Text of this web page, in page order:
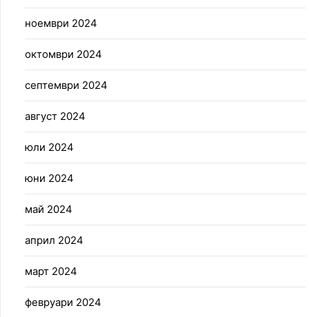
ноември 2024
октомври 2024
септември 2024
август 2024
юли 2024
юни 2024
май 2024
април 2024
март 2024
февруари 2024